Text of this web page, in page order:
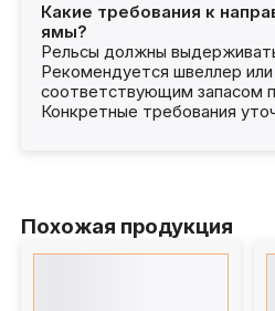
Какие требования к
ямы?
Рельсы должны
Рекомендуется швеллер или
соответствующим запасом
Конкретные требования
Похожая продукция